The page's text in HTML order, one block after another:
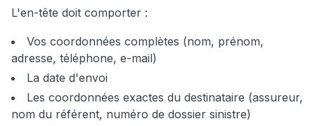
L'en-tête doit comporter :
Vos coordonnées complètes (nom, prénom,
adresse, téléphone, e-mail)
La date d'envoi
Les coordonnées exactes du destinataire (assureur,
nom du référent, numéro de dossier sinistre)